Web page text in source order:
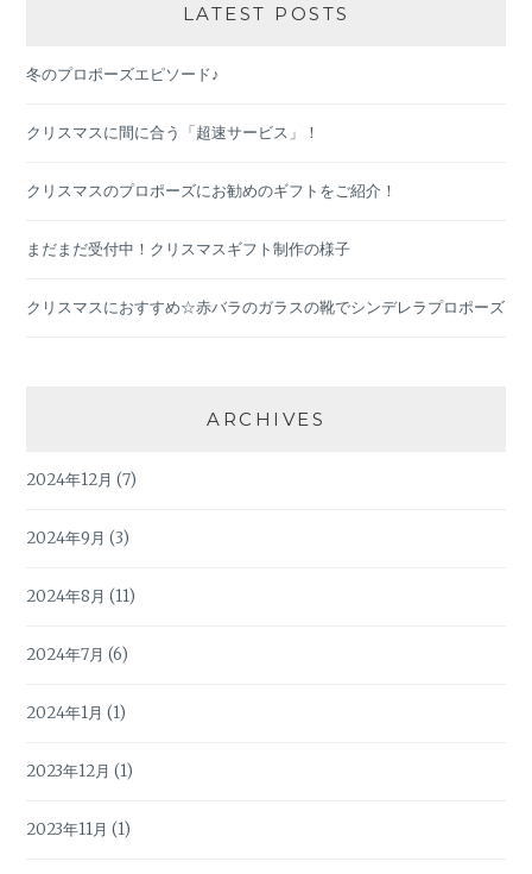
LATEST POSTS
冬のプロポーズエピソード♪
クリスマスに間に合う「超速サービス」！
クリスマスのプロポーズにお勧めのギフトをご紹介！
まだまだ受付中！クリスマスギフト制作の様子
クリスマスにおすすめ☆赤バラのガラスの靴でシンデレラプロポーズ
ARCHIVES
2024年12月 (7)
2024年9月 (3)
2024年8月 (11)
2024年7月 (6)
2024年1月 (1)
2023年12月 (1)
2023年11月 (1)